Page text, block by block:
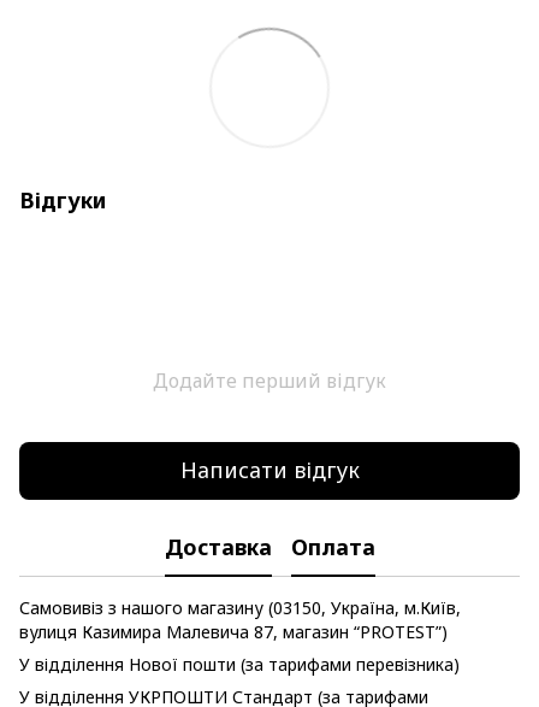
Відгуки
Додайте перший відгук
Написати відгук
Доставка Оплата
Самовивіз з нашого магазину (03150, Україна, м.Київ,
вулиця Казимира Малевича 87, магазин “PROTEST”)
У відділення Нової пошти (за тарифами перевізника)
У відділення УКРПОШТИ Стандарт (за тарифами